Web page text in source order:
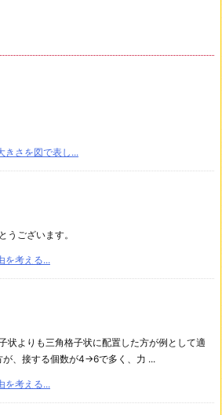
きさを図で表し...
うございます。
を考える...
状よりも三角格子状に配置した方が例として適
、接する個数が4→6で多く、力 ...
を考える...